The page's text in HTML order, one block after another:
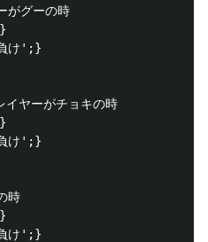
グーの時
け';}
ーがチョキの時
け';}
時
け';}